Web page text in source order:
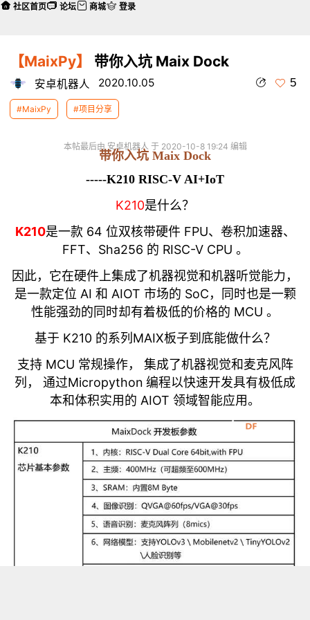
【MaixPy】 带你入坑 Maix Dock
安卓机器人 2020.10.05 5
#MaixPy #项目分享
本帖最后由 安卓机器人 于 2020-10-8 19:24 编辑
带你入坑 Maix Dock
-----K210 RISC-V AI+IoT
K210是什么？
K210是一款 64 位双核带硬件 FPU、卷积加速器、
FFT、Sha256 的 RISC-V CPU 。
因此，它在硬件上集成了机器视觉和机器听觉能力，
是一款定位 AI 和 AIOT 市场的 SoC，同时也是一颗
性能强劲的同时却有着极低的价格的 MCU 。
基于 K210 的系列MAIX板子到底能做什么？
支持 MCU 常规操作， 集成了机器视觉和麦克风阵
列， 通过Micropython 编程以快速开发具有极低成
本和体积实用的 AIOT 领域智能应用。
社区首页 论坛 商城 登录